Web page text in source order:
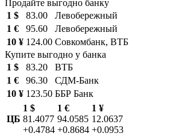
Продайте выгодно банку
1 $
83.00
Левобережный
1 €
95.60
Левобережный
10 ¥ 124.00 Совкомбанк, ВТБ
Купите выгодно у банка
1 $
83.20
ВТБ
1 €
96.30
СДМ-Банк
10 ¥ 123.50 ББР Банк
ЦБ
1 $
81.4077
+0.4784
1 €
94.0585
+0.8684
1 ¥
12.0637
+0.0953